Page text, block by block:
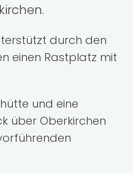
durch den
einen Rastplatz mit
und eine
über Oberkirchen